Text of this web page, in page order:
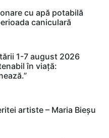
cu apă potabilă
caniculară
1-7 august 2026
în viață:
artiste – Maria Bieșu